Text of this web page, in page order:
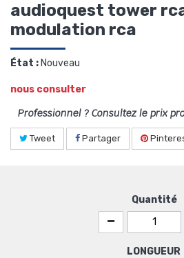
audioquest tower
modulation rca
État :Nouveau
nous consulter
Professionnel ? Consultez le prix
Tweet Partager
Quantité
LONGUEUR